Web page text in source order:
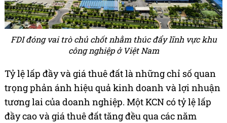
FDI đóng vai trò chủ chốt nhằm thúc đẩy lĩnh vực khu
công nghiệp ở Việt Nam
Tỷ lệ lấp đầy và giá thuê đất là những chỉ số quan
trọng phản ánh hiệu quả kinh doanh và lợi nhuận
tương lai của doanh nghiệp. Một KCN có tỷ lệ lấp
đầy cao và giá thuê đất tăng đều qua các năm